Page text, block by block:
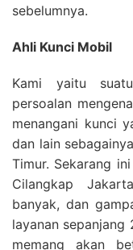
sebelumnya.
Ahli Kunci Mobil
Kami yaitu
persoalan
menangani kunci
dan lain
Timur. Sekarang
Cilangkap
banyak, dan
layanan sepanjang
memang akan